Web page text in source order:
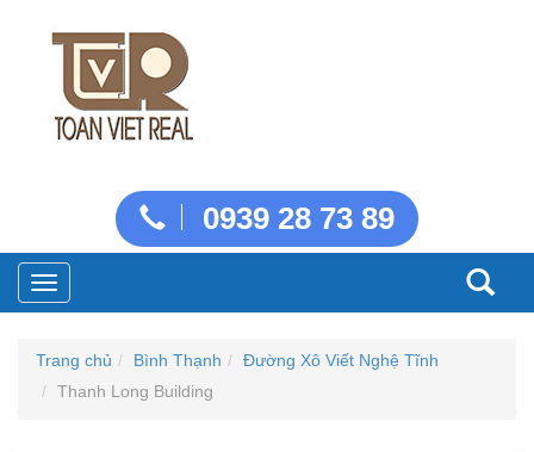
0939 28 73 89
Toggle
navigation
Trang chủ Bình Thạnh
Đường Xô Viết Nghệ Tĩnh
Thanh Long Building